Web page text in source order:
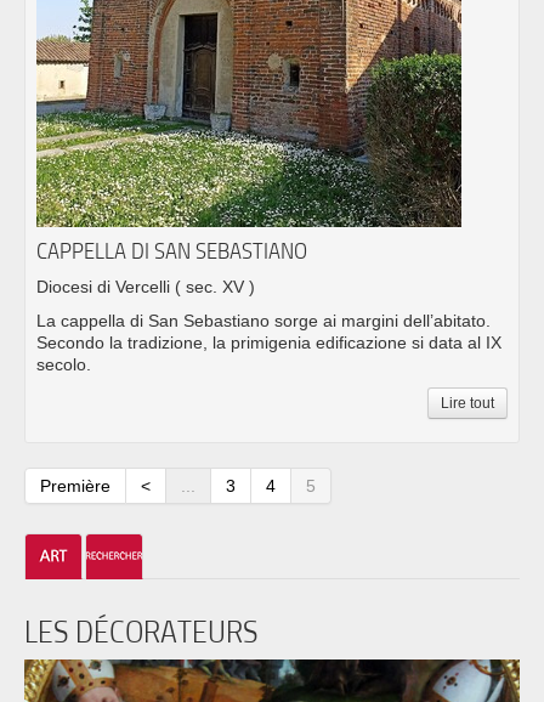
CAPPELLA DI SAN SEBASTIANO
Diocesi di Vercelli ( sec. XV )
La cappella di San Sebastiano sorge ai margini dell’abitato.
Secondo la tradizione, la primigenia edificazione si data al IX
secolo.
Lire tout
Première < ... 3 4 5
LES DÉCORATEURS